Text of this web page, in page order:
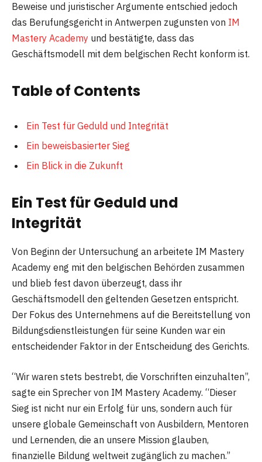
Beweise und juristischer Argumente entschied jedoch
das Berufungsgericht in Antwerpen zugunsten von IM
Mastery Academy und bestätigte, dass das
Geschäftsmodell mit dem belgischen Recht konform ist.
Table of Contents
Ein Test für Geduld und Integrität
Ein beweisbasierter Sieg
Ein Blick in die Zukunft
Ein Test für Geduld und
Integrität
Von Beginn der Untersuchung an arbeitete IM Mastery
Academy eng mit den belgischen Behörden zusammen
und blieb fest davon überzeugt, dass ihr
Geschäftsmodell den geltenden Gesetzen entspricht.
Der Fokus des Unternehmens auf die Bereitstellung von
Bildungsdienstleistungen für seine Kunden war ein
entscheidender Faktor in der Entscheidung des Gerichts.
“Wir waren stets bestrebt, die Vorschriften einzuhalten”,
sagte ein Sprecher von IM Mastery Academy. “Dieser
Sieg ist nicht nur ein Erfolg für uns, sondern auch für
unsere globale Gemeinschaft von Ausbildern, Mentoren
und Lernenden, die an unsere Mission glauben,
finanzielle Bildung weltweit zugänglich zu machen.”